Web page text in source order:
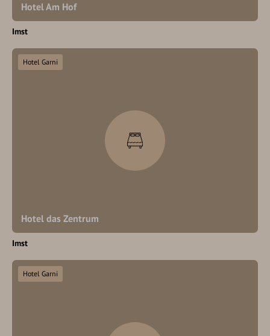
Hotel Am Hof
Imst
Hotel das Zentrum
Hotel Garni
Imst
Hotel Garni